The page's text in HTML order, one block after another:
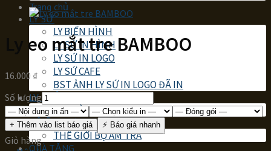
Trang chủ
LY SỨ
LY BIẾN HÌNH
LY SỨ IN HÌNH
LY SỨ IN LOGO
LY SỨ CAFE
BST ẢNH LY SỨ IN LOGO ĐÃ IN
LY THỦY TINH
LY THỦY TINH IN LOGO
BỘ ẤM TRÀ
THẾ GIỚI BỘ ẤM TRÀ
QUÀ TẶNG
Ly eo mắt tre BAMBOO
16.000 ₫
Số lượng
+ Thêm vào list báo giá ⚡ Báo giá nhanh
Giỏ hàng